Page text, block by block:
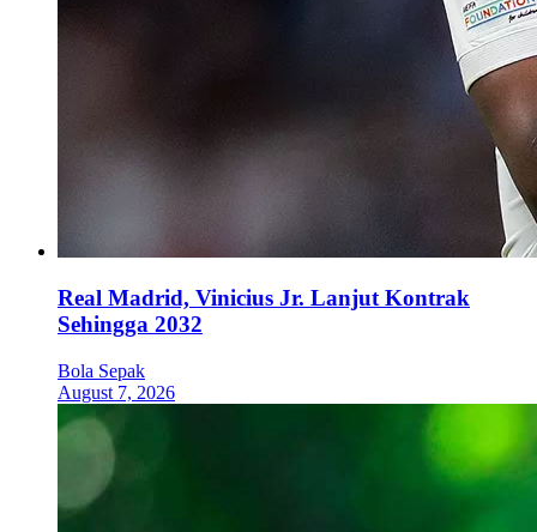
Real Madrid, Vinicius Jr. Lanjut Kontrak
Sehingga 2032
Bola Sepak
August 7, 2026